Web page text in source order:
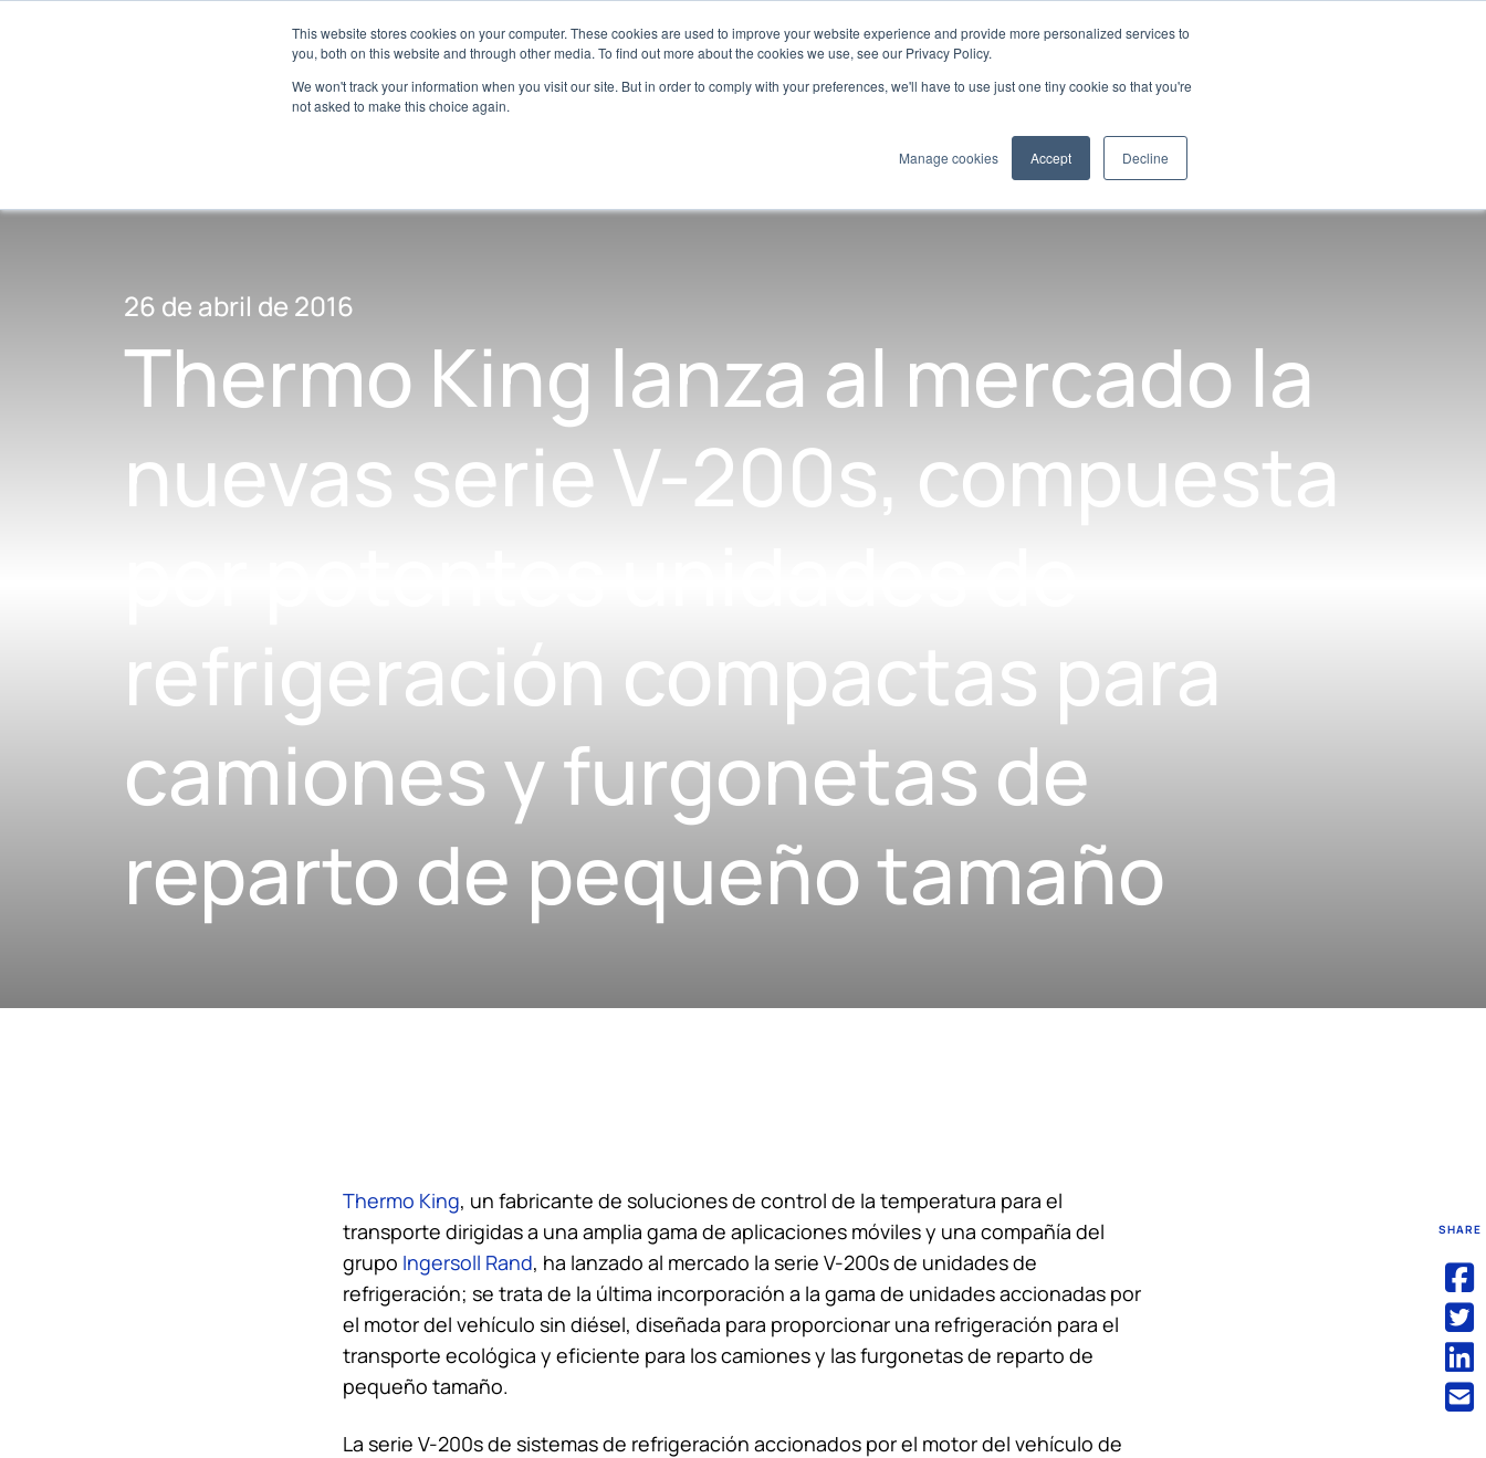
This website stores cookies on your computer. These cookies are used to improve your website experience and provide more personalized services to
you, both on this website and through other media. To find out more about the cookies we use, see our Privacy Policy.
We won't track your information when you visit our site. But in order to comply with your preferences, we'll have to use just one tiny cookie so that you're
not asked to make this choice again.
Manage cookies Accept Decline
Red de concesionariosCentro para medios Marine
ProductosTecnologíasServiciosAplicaciones
26 de abril de 2016
Thermo King lanza al mercado la
nuevas serie V-200s, compuesta
refrigeración compactas para
camiones y furgonetas de
reparto de pequeño tamaño
SHARE
Thermo King, un fabricante de soluciones de control de la temperatura para el
transporte dirigidas a una amplia gama de aplicaciones móviles y una compañía del
grupo Ingersoll Rand, ha lanzado al mercado la serie V-200s de unidades de
refrigeración; se trata de la última incorporación a la gama de unidades accionadas por
el motor del vehículo sin diésel, diseñada para proporcionar una refrigeración para el
transporte ecológica y eficiente para los camiones y las furgonetas de reparto de
pequeño tamaño.
La serie V-200s de sistemas de refrigeración accionados por el motor del vehículo de